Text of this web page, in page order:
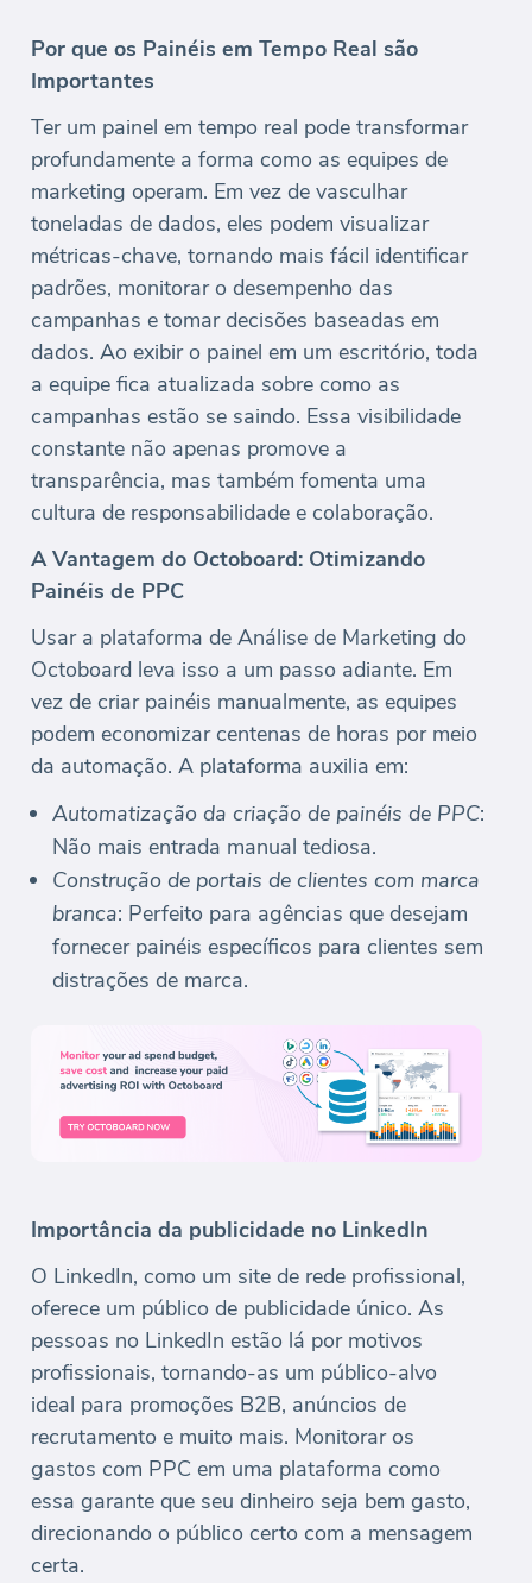
Por que os Painéis em Tempo Real são
Importantes
Ter um painel em tempo real pode transformar
profundamente a forma como as equipes de
marketing operam. Em vez de vasculhar
toneladas de dados, eles podem visualizar
métricas-chave, tornando mais fácil identificar
padrões, monitorar o desempenho das
campanhas e tomar decisões baseadas em
dados. Ao exibir o painel em um escritório, toda
a equipe fica atualizada sobre como as
campanhas estão se saindo. Essa visibilidade
constante não apenas promove a
transparência, mas também fomenta uma
cultura de responsabilidade e colaboração.
A Vantagem do Octoboard: Otimizando
Painéis de PPC
Usar a plataforma de Análise de Marketing do
Octoboard leva isso a um passo adiante. Em
vez de criar painéis manualmente, as equipes
podem economizar centenas de horas por meio
da automação. A plataforma auxilia em:
Automatização da criação de painéis de PPC:
Não mais entrada manual tediosa.
Construção de portais de clientes com marca
branca: Perfeito para agências que desejam
fornecer painéis específicos para clientes sem
distrações de marca.
Importância da publicidade no LinkedIn
O LinkedIn, como um site de rede profissional,
oferece um público de publicidade único. As
pessoas no LinkedIn estão lá por motivos
profissionais, tornando-as um público-alvo
ideal para promoções B2B, anúncios de
recrutamento e muito mais. Monitorar os
gastos com PPC em uma plataforma como
essa garante que seu dinheiro seja bem gasto,
direcionando o público certo com a mensagem
certa.